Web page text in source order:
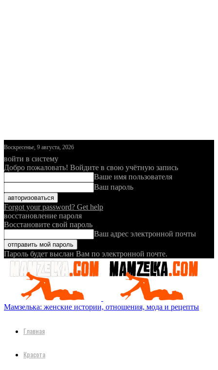
Воскресенье, 9 августа, 2026
войти в систему
Добро пожаловать! Войдите в свою учётную запись
Ваше имя пользователя
Ваш пароль
Forgot your password? Get help
восстановление пароля
Восстановите свой пароль
Ваш адрес электронной почты
Пароль будет выслан Вам по электронной почте.
Мамзелька: женские истории, отношения, мода и рецепты
Главная
Красота